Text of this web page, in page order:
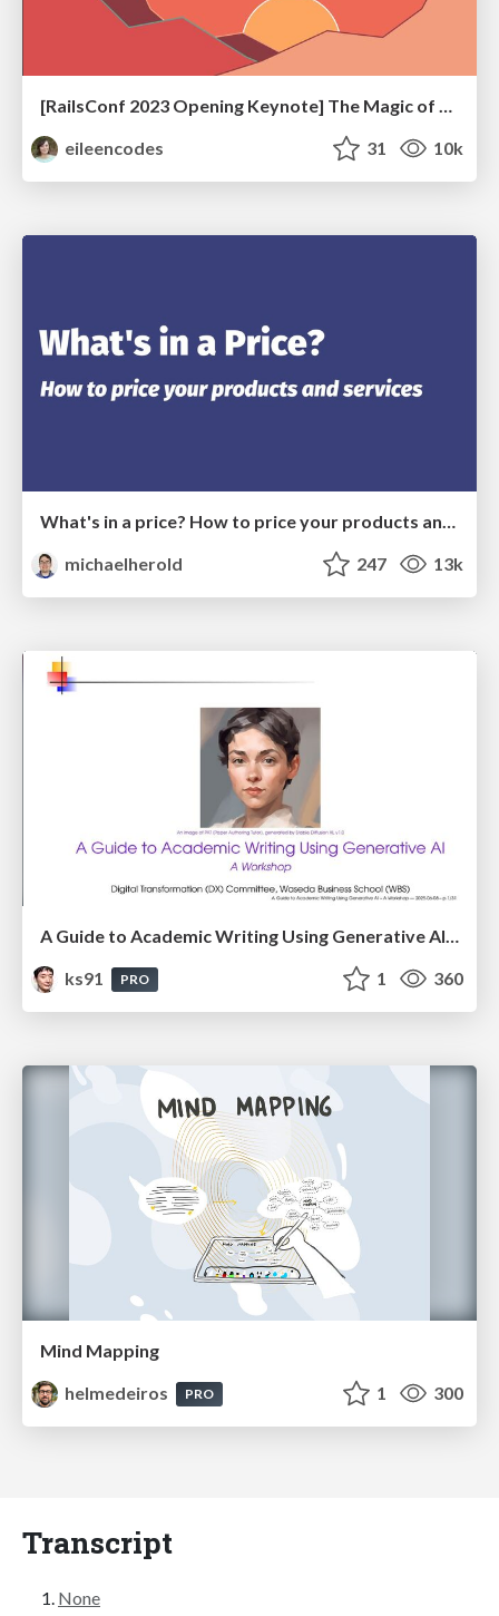
[RailsConf 2023 Opening Keynote] The Magic of Rails
eileencodes
31 10k
michaelherold
247 13k
A Guide to Academic Writing Using Generative AI - A Workshop
ks91
PRO 1 360
Mind Mapping
helmedeiros
PRO 1 300
Transcript
None